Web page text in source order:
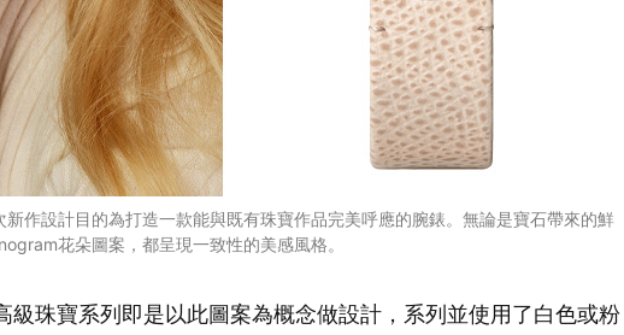
作設計目的為打造一款能與既有珠寶作品完美呼應的腕錶。無論是寶石帶來的鮮
花朵圖案，都呈現一致性的美感風格。
珠寶系列即是以此圖案為概念做設計，系列並使用了白色或粉